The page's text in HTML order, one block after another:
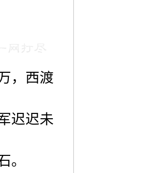
，西渡
迟迟未
。